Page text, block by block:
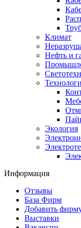
Климат
Нефть и
Экология
Информация
Отзывы
База Фирм
Добавить
Выставки